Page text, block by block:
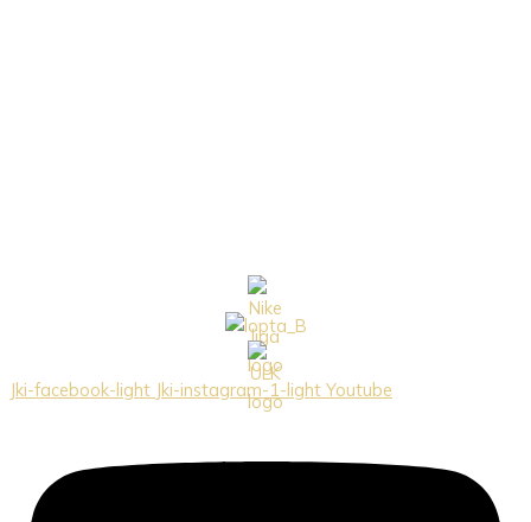
Jki-facebook-light Jki-instagram-1-light Youtube